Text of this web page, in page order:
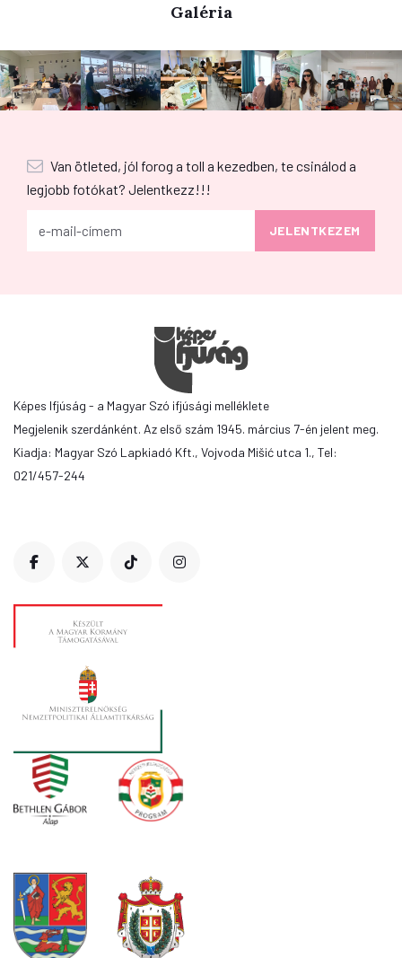
Galéria
Van ötleted, jól forog a toll a kezedben, te csinálod a
legjobb fotókat? Jelentkezz!!!
Képes Ifjúság - a Magyar Szó ifjúsági melléklete
Megjelenik szerdánként. Az első szám 1945. március 7-én jelent meg.
Kiadja: Magyar Szó Lapkiadó Kft., Vojvoda Mišić utca 1., Tel:
021/457-244